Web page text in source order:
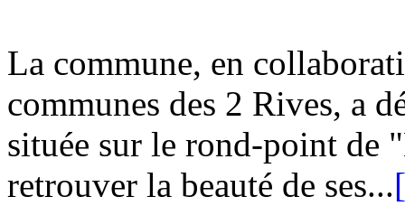
La commune, en
communes des 2 Rives, a
située sur le rond-point de
retrouver la beauté de ses...